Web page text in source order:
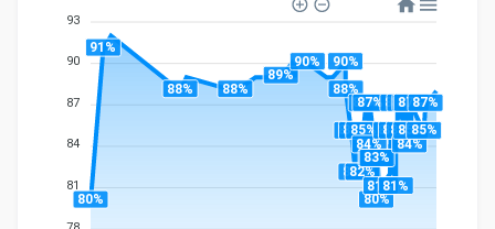
93
90
87
84
81
80%
91%
88% 88%
89%
90%
90%
88%
85%
82%
85%
82%
85%
87%
84%
87%
83%
80%
83%
81%
85%
81%
85%
87%
85%
87%
84%
87%
85%
87%
85%
87%